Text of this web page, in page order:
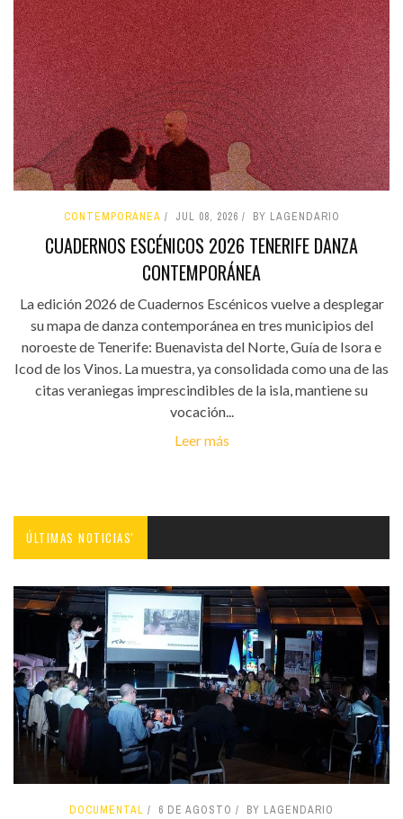
CONTEMPORÁNEA JUL 08, 2026 BY LAGENDARIO
CUADERNOS ESCÉNICOS 2026 TENERIFE DANZA
CONTEMPORÁNEA
La edición 2026 de Cuadernos Escénicos vuelve a desplegar
su mapa de danza contemporánea en tres municipios del
noroeste de Tenerife: Buenavista del Norte, Guía de Isora e
Icod de los Vinos. La muestra, ya consolidada como una de las
citas veraniegas imprescindibles de la isla, mantiene su
vocación...
Leer más
ÚLTIMAS NOTICIAS'
DOCUMENTAL 6 DE AGOSTO BY LAGENDARIO